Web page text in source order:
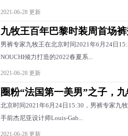
2021-06-28 更新
九牧王百年巴黎时装周首场
男裤专家九牧王在北京时间2021年6月24日
NOUCHI倾力打造的2022春夏系...
2021-06-28 更新
圈粉“法国第一美男”之子，
北京时间2021年6月24日15:30，男裤专家九
手前杰尼亚设计师Louis-Gab...
2021-06-28 更新